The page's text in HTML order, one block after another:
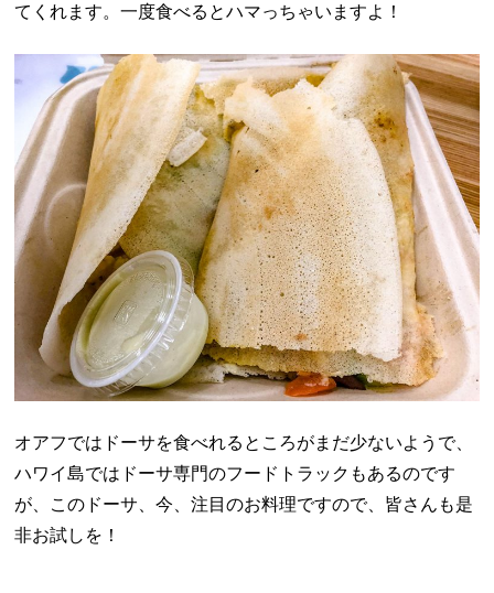
てくれます。一度食べるとハマっちゃいますよ！
オアフではドーサを食べれるところがまだ少ないようで、
ハワイ島ではドーサ専門のフードトラックもあるのです
が、このドーサ、今、注目のお料理ですので、皆さんも是
非お試しを！